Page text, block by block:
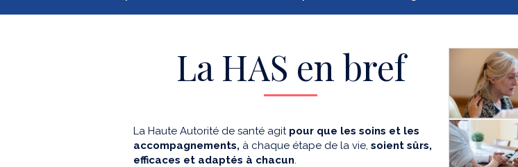
La HAS en bref
La Haute Autorité de santé agit pour que les soins et les
accompagnements, à chaque étape de la vie, soient sûrs,
efficaces et adaptés à chacun.